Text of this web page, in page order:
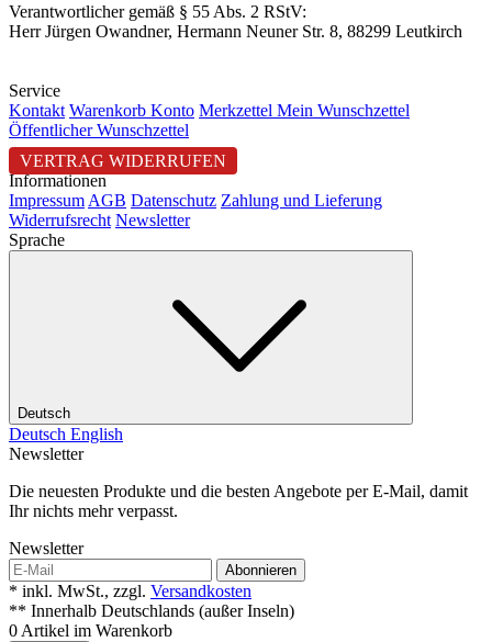
Verantwortlicher gemäß § 55 Abs. 2 RStV:
Herr Jürgen Owandner, Hermann Neuner Str. 8, 88299 Leutkirch
Service
Kontakt Warenkorb Konto Merkzettel Mein Wunschzettel
Öffentlicher Wunschzettel
VERTRAG WIDERRUFEN
Informationen
Impressum AGB Datenschutz Zahlung und Lieferung
Widerrufsrecht Newsletter
Sprache
Deutsch
Deutsch English
Newsletter
Die neuesten Produkte und die besten Angebote per E-Mail, damit
Ihr nichts mehr verpasst.
Newsletter
Abonnieren
* inkl. MwSt., zzgl. Versandkosten
** Innerhalb Deutschlands (außer Inseln)
0 Artikel im Warenkorb